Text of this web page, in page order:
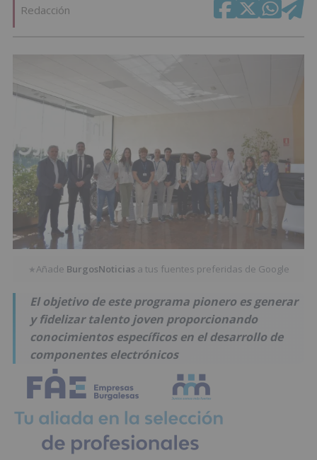
Redacción
★Añade BurgosNoticias a tus fuentes preferidas de Google
El objetivo de este programa pionero es generar
y fidelizar talento joven proporcionando
conocimientos específicos en el desarrollo de
componentes electrónicos